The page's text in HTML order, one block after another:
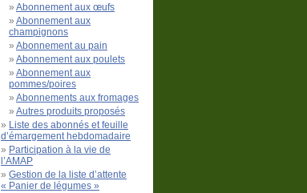
Abonnement aux œufs
Abonnement aux
champignons
Abonnement au pain
Abonnement aux poulets
Abonnement aux
pommes/poires
Abonnements aux fromages
Autres produits proposés
Liste des abonnés et feuille
d’émargement hebdomadaire
Participation à la vie de
l’AMAP
Gestion de la liste d’attente
« Panier de légumes »